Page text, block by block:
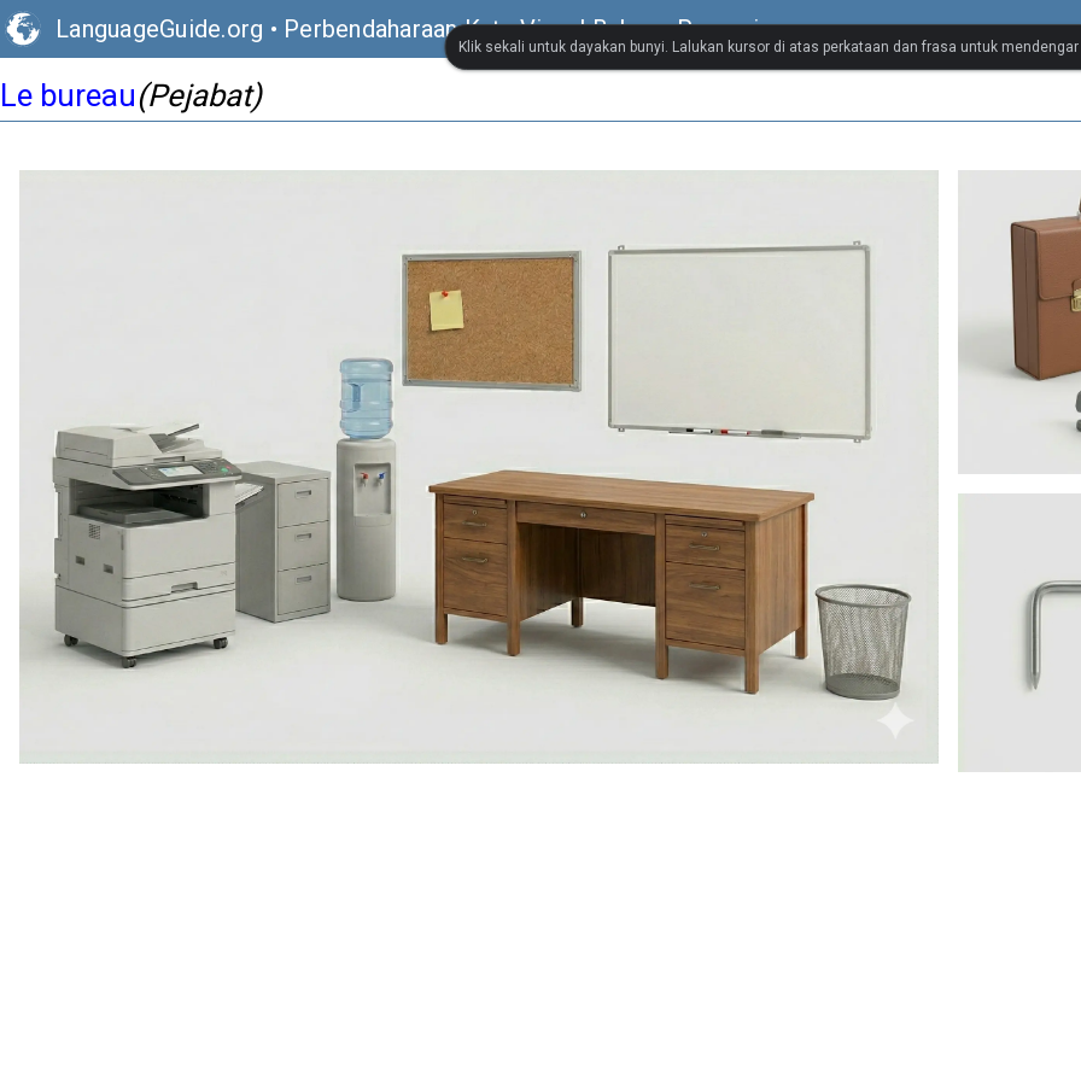
LanguageGuide.org • Perbendaharaan Kata Visual Bahasa Perancis
Le bureau(Pejabat)
Klik sekali untuk dayakan bunyi. Lalukan kursor di atas perkataan dan frasa untuk